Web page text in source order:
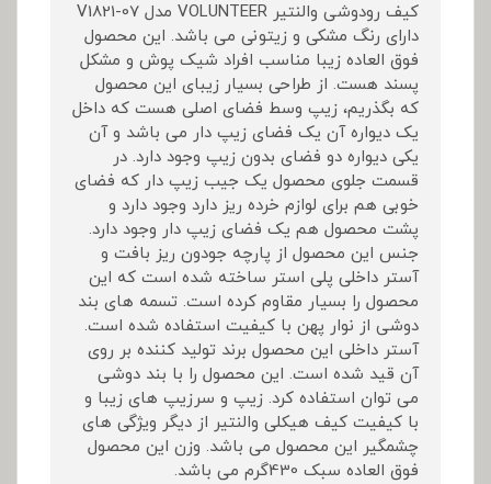
کیف رودوشی والنتیر VOLUNTEER مدل V1821-07
دارای رنگ مشکی و زیتونی می باشد. این محصول
فوق العاده زیبا مناسب افراد شیک پوش و مشکل
پسند هست. از طراحی بسیار زیبای این محصول
که بگذریم، زیپ وسط فضای اصلی هست که داخل
یک دیواره آن یک فضای زیپ دار می باشد و آن
یکی دیواره دو فضای بدون زیپ وجود دارد. در
قسمت جلوی محصول یک جیب زیپ دار که فضای
خوبی هم برای لوازم خرده ریز دارد وجود دارد و
پشت محصول هم یک فضای زیپ دار وجود دارد.
جنس این محصول از پارچه جودون ریز بافت و
آستر داخلی پلی استر ساخته شده است که این
محصول را بسیار مقاوم کرده است. تسمه های بند
دوشی از نوار پهن با کیفیت استفاده شده است.
آستر داخلی این محصول برند تولید کننده بر روی
آن قید شده است. این محصول را با بند دوشی
می توان استفاده کرد. زیپ و سرزیپ های زیبا و
با کیفیت کیف هیکلی والنتیر از دیگر ویژگی های
چشمگیر این محصول می باشد. وزن این محصول
فوق العاده سبک 430گرم می باشد.